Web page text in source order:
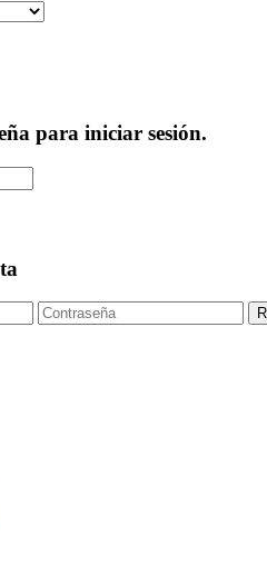
para iniciar sesión.